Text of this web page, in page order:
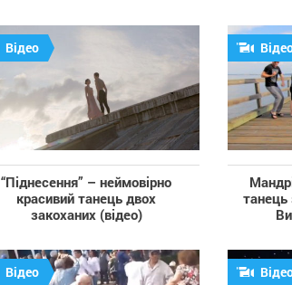
Відео
“Піднесення” – неймовірно
красивий танець двох
закоханих (відео)
Відео